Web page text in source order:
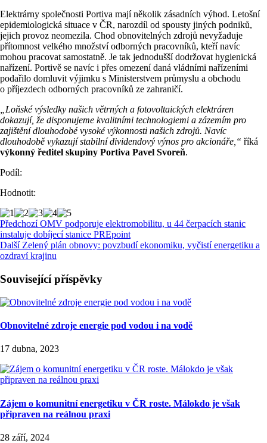
Elektrárny společnosti Portiva mají několik zásadních výhod. Letošní
epidemiologická situace v ČR, narozdíl od spousty jiných podniků,
jejich provoz neomezila. Chod obnovitelných zdrojů nevyžaduje
přítomnost velkého množství odborných pracovníků, kteří navíc
mohou pracovat samostatně. Je tak jednodušší dodržovat hygienická
nařízení. Portivě se navíc i přes omezení daná vládními nařízeními
podařilo domluvit výjimku s Ministerstvem průmyslu a obchodu
o příjezdech odborných pracovníků ze zahraničí.
„Loňské výsledky našich větrných a fotovoltaických elektráren
dokazují, že disponujeme kvalitními technologiemi a zázemím pro
zajištění dlouhodobé vysoké výkonnosti našich zdrojů. Navíc
dlouhodobě vykazují stabilní dividendový výnos pro akcionáře,“ říká
výkonný ředitel skupiny Portiva Pavel Svoreň.
Podíl:
Hodnotit:
Předchozí OMV podporuje elektromobilitu, u 44 čerpacích stanic
instaluje dobíjecí stanice PREpoint
Další Zelený plán obnovy: povzbudí ekonomiku, vyčistí energetiku a
ozdraví krajinu
Související příspěvky
Obnovitelné zdroje energie pod vodou i na vodě
17 dubna, 2023
Zájem o komunitní energetiku v ČR roste. Málokdo je však
připraven na reálnou praxi
28 září, 2024